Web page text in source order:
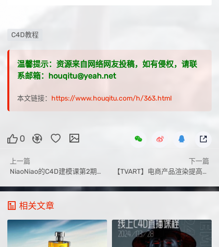
C4D教程
温馨提示：资源来自网络网友投稿，如有侵权，请联
系邮箱：houqitu@yeah.net
本文链接： https://www.houqitu.com/h/363.html
0
上一篇
NiaoNiao的C4D建模课第2期—零基础到为所欲为【画质还行有素材】
下一篇
【TVART】电商产品渲染提高班第四期【画质高清有素材】
相关文章